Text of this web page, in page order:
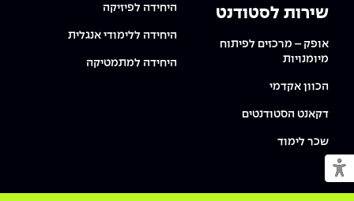
מעבר למצב נגיש
שירות לסטודנט
אופק – מרכזים לפיתוח
מיומנויות
הכוון אקדמי
דקאנט הסטודנטים
שכר לימוד
היחידה לפיזיקה
היחידה ללימודי אנגלית
היחידה למתמטיקה